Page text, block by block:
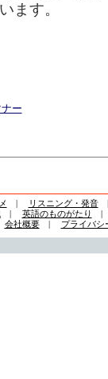
ます。
ー
| リスニング・発音
| 英語のものがたり
会社概要| プライバシ